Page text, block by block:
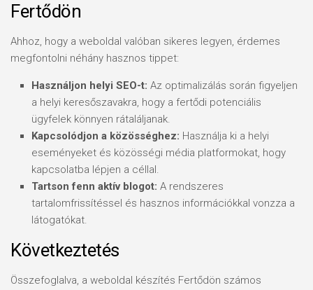
Fertődön
Ahhoz, hogy a weboldal valóban sikeres legyen, érdemes
megfontolni néhány hasznos tippet:
Használjon helyi SEO-t: Az optimalizálás során figyeljen
a helyi keresőszavakra, hogy a fertődi potenciális
ügyfelek könnyen rátaláljanak.
Kapcsolódjon a közösséghez: Használja ki a helyi
eseményeket és közösségi média platformokat, hogy
kapcsolatba lépjen a céllal.
Tartson fenn aktív blogot: A rendszeres
tartalomfrissítéssel és hasznos információkkal vonzza a
látogatókat.
Következtetés
Összefoglalva, a weboldal készítés Fertődön számos